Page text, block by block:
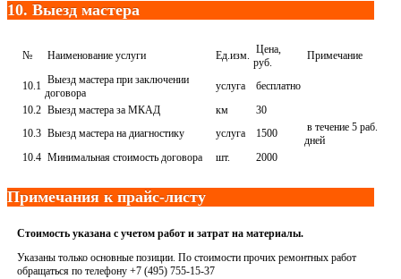
10. Выезд мастера
№ Наименование услуги Ед.изм. Цена,
руб.
Примечание
10.1 Выезд мастера при заключении
договора
услуга
бесплатно
10.2 Выезд мастера за МКАД км
30
10.3 Выезд мастера на диагностику услуга 1500
в течение 5 раб.
дней
10.4 Минимальная стоимость договора шт. 2000
Примечания к прайс-листу
Стоимость указана с учетом работ и затрат на материалы.
Указаны только основные позиции. По стоимости прочих ремонтных работ
обращаться по телефону +7 (495) 755-15-37